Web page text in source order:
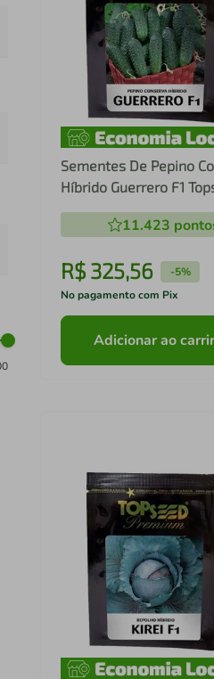
Sementes De Pepino
Híbrido Guerrero F1
Premium - 1mx
11.423
R$ 325,56 -5%
No pagamento com Pix
Adicionar ao